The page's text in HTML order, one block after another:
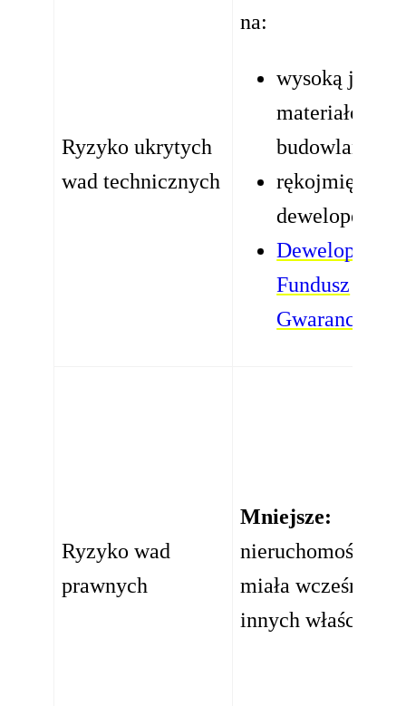
Ryzyko ukrytych
wad technicznych
na:
wysoką jakość
materiałów
budowlanych
rękojmię
dewelopera
Deweloperski
Fundusz
Gwarancyjny
Ryzyko wad
prawnych
Mniejsze:
nieruchomość nie
miała wcześniej
innych właścicieli